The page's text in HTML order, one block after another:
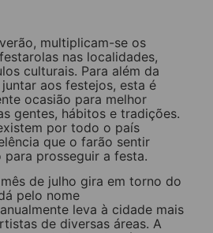
multiplicam-se os
nas localidades,
culturais. Para além da
aos festejos, esta é
ocasião para melhor
gentes, hábitos e tradições.
por todo o país
que o farão sentir
prosseguir a festa.
de julho gira em torno do
pelo nome
leva à cidade mais
de diversas áreas. A